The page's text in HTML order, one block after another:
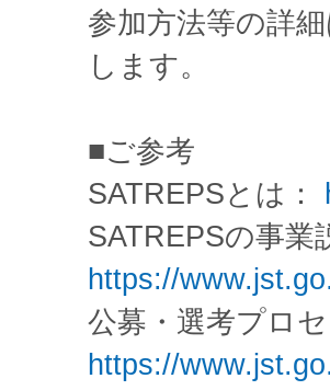
参加方法等の詳
します。
■ご参考
SATREPSとは：
SATREPSの事業
https://
公募・選考プロ
https://